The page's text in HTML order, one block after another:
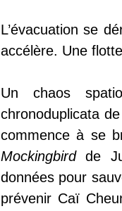
L’évacuation se
accélère. Une
Un chaos
chronoduplicata
commence à se
Mockingbirdde
données pour
prévenir Caï